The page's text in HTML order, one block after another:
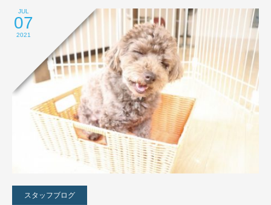
JUL
07
2021
スタッフブログ